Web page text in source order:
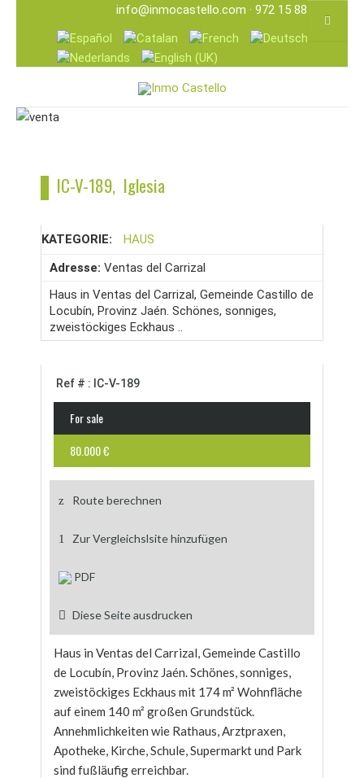
info@inmocastello.com · 972 15 88 25
IC-V-189, Iglesia
KATEGORIE:
HAUS
Adresse: Ventas del Carrizal
Haus in Ventas del Carrizal, Gemeinde Castillo de
Locubín, Provinz Jaén. Schönes, sonniges,
zweistöckiges Eckhaus ..
Ref # : IC-V-189
For sale
80.000 €
Route berechnen
Zur Vergleichslsite hinzufügen
PDF
Diese Seite ausdrucken
Haus in Ventas del Carrizal, Gemeinde Castillo
de Locubín, Provinz Jaén. Schönes, sonniges,
zweistöckiges Eckhaus mit 174 m² Wohnfläche
auf einem 140 m² großen Grundstück.
Annehmlichkeiten wie Rathaus, Arztpraxen,
Apotheke, Kirche, Schule, Supermarkt und Park
sind fußläufig erreichbar.